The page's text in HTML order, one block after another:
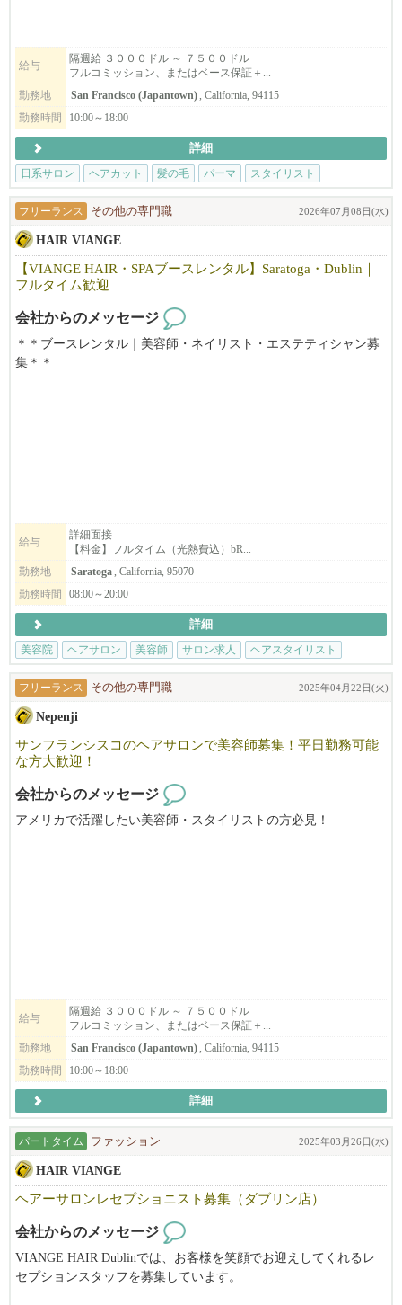
すぐに稼げるようになりますよ。
まずはお気軽にご応募ください！
※必ず履歴書を添付の上ご応募ください。書類審査の上ご連絡さ
せて頂きます。
給与
隔週給 ３０００ドル ～ ７５００ドル
フルコミッション、またはベース保証＋...
勤務地
San Francisco (Japantown) , California, 94115
勤務時間
10:00～18:00
詳細
日系サロン
ヘアカット 髪の毛 パーマ スタイリスト
フリーランス その他の専門職 2026年07月08日(水)
HAIR VIANGE
【VIANGE HAIR・SPAブースレンタル】Saratoga・Dublin｜
フルタイム歓迎
会社からのメッセージ
＊＊ブースレンタル｜美容師・ネイリスト・エステティシャン募
集＊＊
スパルーム：月＄1300
☆Dublin
ヘアブース：月$900
スパルーム：月＄900
【サロンについて】
カリフォルニアで10年以上地元のお客様に愛されているJapanese h
「日本の技術で満足してもらいたい！」そんな思いで一人一人の
明るく、フレンドリーな雰囲気で、溶け込みやすい環境です。仕
事も親切・丁寧に教えますので安心して働けます。
まずはお気軽にfostercity@viangehair.comへご連絡下さい。ご応募
給与
詳細面接
【料金】フルタイム（光熱費込）bR...
勤務地
Saratoga, California, 95070
勤務時間
08:00～20:00
詳細
美容院
ヘアサロン 美容師 サロン求人 ヘアスタイリスト
フリーランス その他の専門職 2025年04月22日(火)
Nepenji
サンフランシスコのヘアサロンで美容師募集！平日勤務可能
な方大歓迎！
会社からのメッセージ
アメリカで活躍したい美容師・スタイリストの方必見！
すぐに稼げるようになりますよ。
まずはお気軽にご応募ください！
※必ず履歴書を添付の上ご応募ください。書類審査の上ご連絡さ
せて頂きます。
給与
隔週給 ３０００ドル ～ ７５００ドル
フルコミッション、またはベース保証＋...
勤務地
San Francisco (Japantown), California, 94115
勤務時間
10:00～18:00
詳細
パートタイム ファッション 2025年03月26日(水)
HAIR VIANGE
ヘアーサロンレセプショニスト募集（ダブリン店）
会社からのメッセージ
VIANGE HAIR Dublinでは、お客様を笑顔でお迎えしてくれるレ
セプションスタッフを募集しています。